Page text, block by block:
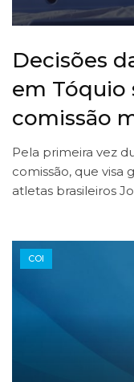
Decisões
em Tóquio
comissão
Pela primeira vez
comissão, que visa
atletas brasileiros
COI